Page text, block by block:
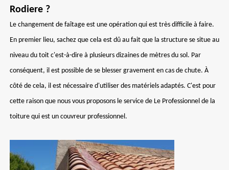
Rodiere ?
Le changement de faîtage est une opération qui est très difficile à faire.
En premier lieu, sachez que cela est dû au fait que la structure se situe au
niveau du toit c'est-à-dire à plusieurs dizaines de mètres du sol. Par
conséquent, il est possible de se blesser gravement en cas de chute. À
côté de cela, il est nécessaire d'utiliser des matériels adaptés. C'est pour
cette raison que nous vous proposons le service de Le Professionnel de la
toiture qui est un couvreur professionnel.